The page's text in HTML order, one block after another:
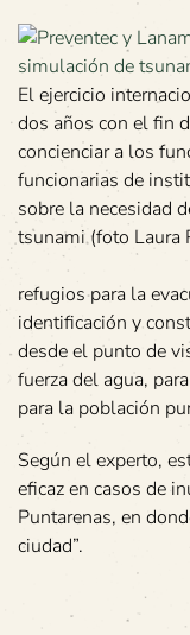
El ejercicio
dos años con el fin
concienciar a los
funcionarias de
sobre la necesidad
tsunami (foto Laura
refugios para la
identificación y
desde el punto de
fuerza del agua,
para la población
Según el experto,
eficaz en casos de
Puntarenas, en
ciudad”.